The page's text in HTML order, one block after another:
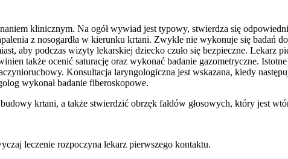
klinicznym. Na ogół wywiad jest typowy, stwierdza się
z nosogardła w kierunku krtani. Zwykle nie wykonuje się badań
aby podczas wizyty lekarskiej dziecko czuło się bezpieczne. Lekarz
także ocenić saturację oraz wykonać badanie gazometryczne.
Konsultacja laryngologiczna jest wskazana, kiedy
wykonał badanie fiberoskopowe.
krtani, a także stwierdzić obrzęk fałdów głosowych, który jest
leczenie rozpoczyna lekarz pierwszego kontaktu.